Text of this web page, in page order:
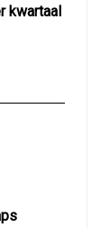
kwartaal